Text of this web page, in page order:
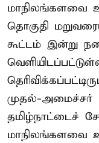
மாநிலங்களவை
தொகுதி
கூட்டம் இன்று
முதல்-அமைச்சர்
தமிழ்நாட்டைச்
மாநிலங்களவை